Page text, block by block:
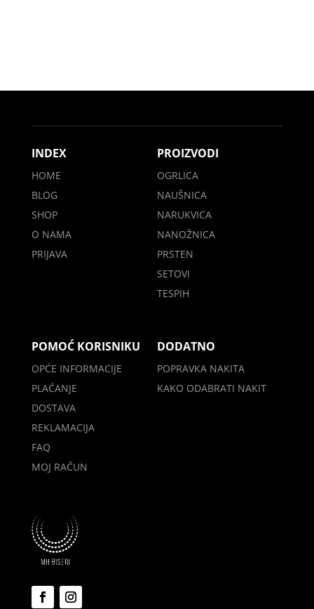
INDEX
HOME
BLOG
SHOP
O NAMA
PRIJAVA
PROIZVODI
OGRLICA
NAUŠNICA
NARUKVICA
NANOŽNICA
PRSTEN
SETOVI
TESPIH
POMOĆ KORISNIKU
OPĆE INFORMACIJE
PLAĆANJE
DOSTAVA
REKLAMACIJA
FAQ
MOJ RAČUN
DODATNO
POPRAVKA NAKITA
KAKO ODABRATI NAKIT